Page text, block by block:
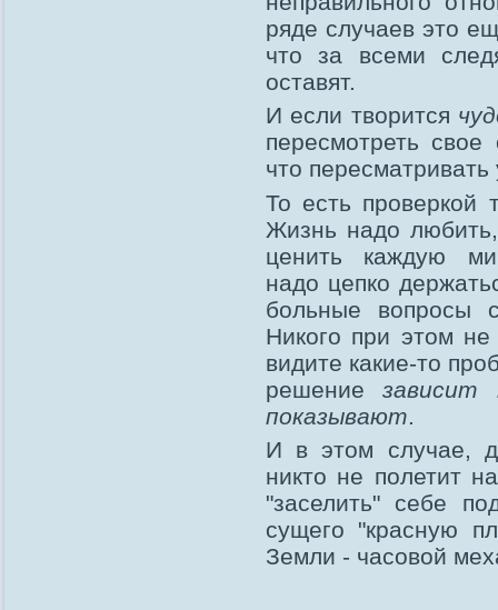
ряде случаев это
что за всеми
оставят.
И если творится
пересмотреть
что
То есть проверкой
Жизнь надо
ценить каждую
надо цепко
больные вопросы
Никого при этом
видите какие-то
решение
показывают
И в этом случае,
никто не полетит
"заселить" себе
сущего "красную
Земли - часовой